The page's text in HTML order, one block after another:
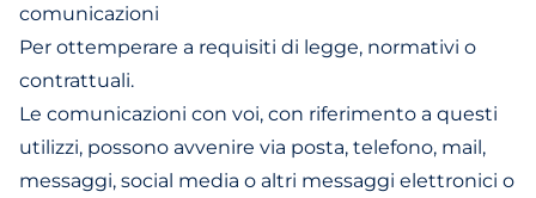
comunicazioni
Per ottemperare a requisiti di legge, normativi o
contrattuali.
Le comunicazioni con voi, con riferimento a questi
utilizzi, possono avvenire via posta, telefono, mail,
messaggi, social media o altri messaggi elettronici o